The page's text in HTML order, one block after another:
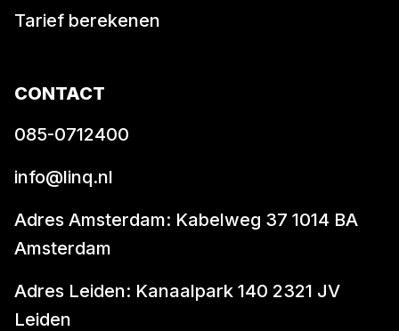
Tarief berekenen
CONTACT
085-0712400
info@linq.nl
Adres Amsterdam: Kabelweg 37 1014 BA
Amsterdam
Adres Leiden: Kanaalpark 140 2321 JV
Leiden